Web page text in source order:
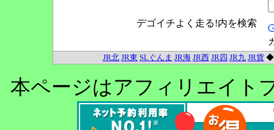
デゴイチよく走る!内を検索
JR北 JR東 SLぐんま JR海 JR西 JR四 JR九 JR貨
本ページはアフィリエイト